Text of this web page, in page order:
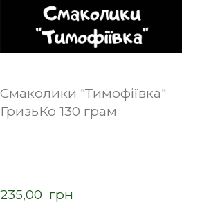
Смаколики "Тимофіївка"
ГризьКо 130 грам
235,00  грн